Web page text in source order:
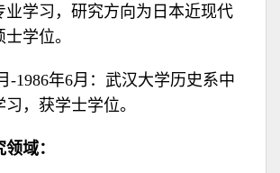
业学习，研究方向为日本近现代
学位。
-1986年6月：武汉大学历史系中
，获学士学位。
域：